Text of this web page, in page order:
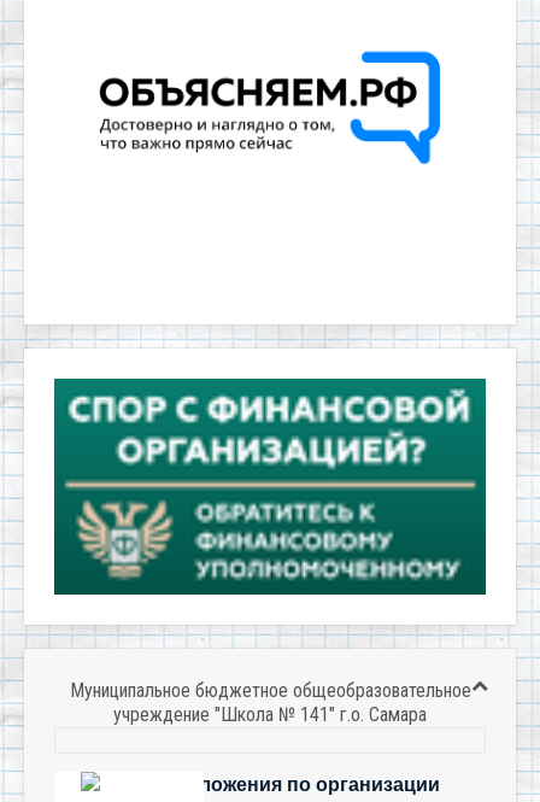
Муниципальное бюджетное общеобразовательное
учреждение "Школа № 141" г.о. Самара
Есть предложения по организации